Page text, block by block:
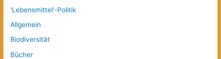
'Lebensmittel'-Politik
Allgemein
Biodiversität
Bücher